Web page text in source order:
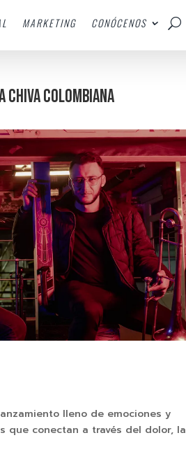
MARKETING CONÓCENOS
chiva colombiana
lleno de emociones y
que conectan a través del dolor, la